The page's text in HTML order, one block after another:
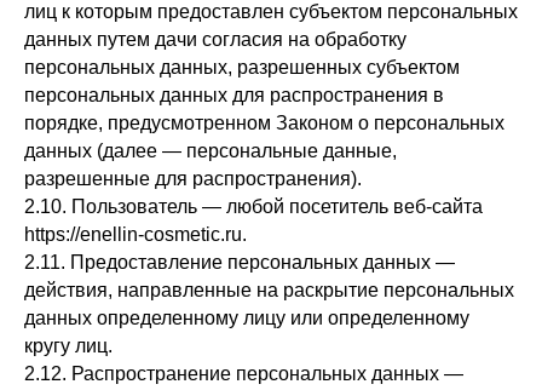
лиц к которым предоставлен субъектом персональных
данных путем дачи согласия на обработку
персональных данных, разрешенных субъектом
персональных данных для распространения в
порядке, предусмотренном Законом о персональных
данных (далее — персональные данные,
разрешенные для распространения).
2.10. Пользователь — любой посетитель веб-сайта
https://enellin-cosmetic.ru.
2.11. Предоставление персональных данных —
действия, направленные на раскрытие персональных
данных определенному лицу или определенному
кругу лиц.
2.12. Распространение персональных данных —